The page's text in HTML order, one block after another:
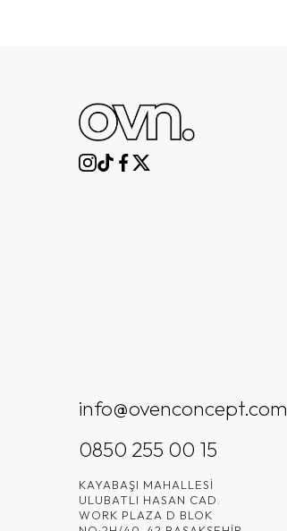
info@ovenconcept.com
0850 255 00 15
KAYABAŞI MAHALLESI
ULUBATLI HASAN CAD.
WORK PLAZA D BLOK